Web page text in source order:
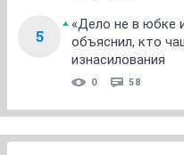
5
«Дело не в юбке
объяснил, кто
изнасилования
0 58